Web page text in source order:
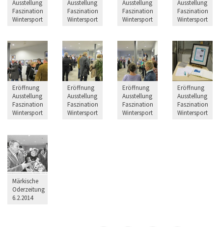
Ausstellung
Faszination
Wintersport
Ausstellung
Faszination
Wintersport
Ausstellung
Faszination
Wintersport
Ausstellung
Faszination
Wintersport
Eröffnung
Ausstellung
Faszination
Wintersport
Eröffnung
Ausstellung
Faszination
Wintersport
Eröffnung
Ausstellung
Faszination
Wintersport
Eröffnung
Ausstellung
Faszination
Wintersport
Märkische
Oderzeitung
6.2.2014